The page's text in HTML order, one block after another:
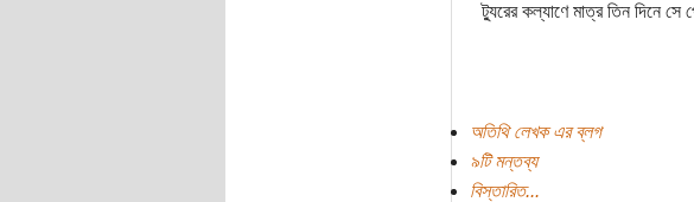
ট্যুরের কল্যাণে মাত্র তিন দিনে
অতিথি লেখক এর ব্লগ
৯টি মন্তব্য
বিস্তারিত...